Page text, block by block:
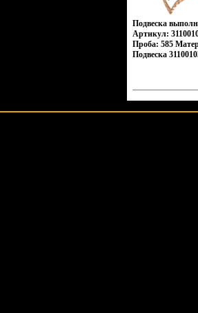
Подвеска
Артикул:
Проба: 585
Подвеска